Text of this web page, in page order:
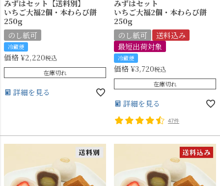
みずはセット【送料別】
いちご大福2個・本わらび餅
250g
のし紙可
冷蔵便
価格¥2,220税込
在庫切れ
詳細を見る
みずはセット
いちご大福2個・本わらび餅
250g
のし紙可
送料込み
最短出荷対象
冷蔵便
価格¥3,720税込
在庫切れ
詳細を見る
47件